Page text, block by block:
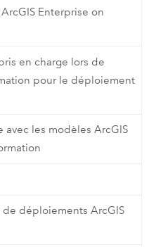
Enterprise on
en charge lors de
pour le déploiement
avec les modèles ArcGIS
déploiements ArcGIS